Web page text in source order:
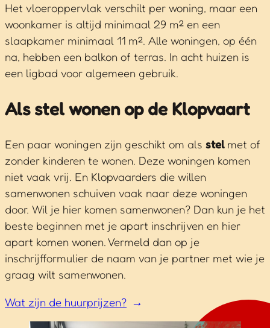
Het vloeroppervlak verschilt per woning, maar een
woonkamer is altijd minimaal 29 m² en een
slaapkamer minimaal 11 m². Alle woningen, op één
na, hebben een balkon of terras. In acht huizen is
een ligbad voor algemeen gebruik.
Als stel wonen op de Klopvaart
Een paar woningen zijn geschikt om als stel met of
zonder kinderen te wonen. Deze woningen komen
niet vaak vrij. En Klopvaarders die willen
samenwonen schuiven vaak naar deze woningen
door. Wil je hier komen samenwonen? Dan kun je het
beste beginnen met je apart inschrijven en hier
apart komen wonen. Vermeld dan op je
inschrijfformulier de naam van je partner met wie je
graag wilt samenwonen.
Wat zijn de huurprijzen?